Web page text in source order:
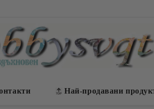
Най-продавани